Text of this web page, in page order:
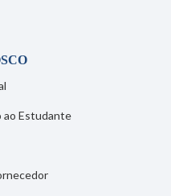
Estudante